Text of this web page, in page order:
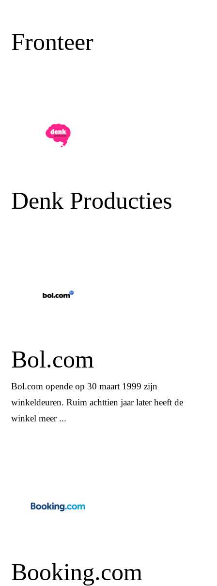
Fronteer
Denk Producties
Bol.com
Bol.com opende op 30 maart 1999 zijn
winkeldeuren. Ruim achttien jaar later heeft de
winkel meer ...
Booking.com